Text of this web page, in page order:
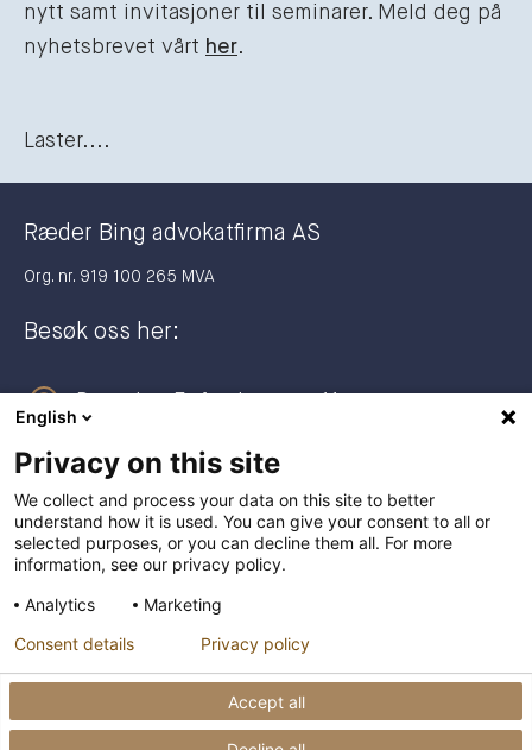
nytt samt invitasjoner til seminarer. Meld deg på
nyhetsbrevet vårt her.
Laster....
Ræder Bing advokatfirma AS
Org. nr. 919 100 265 MVA
Besøk oss her:
Postadresse:
Postboks 2944 Solli
0230 Oslo
+47 23 27 27 00
post@raederbing.no
English
Privacy on this site
We collect and process your data on this site to better
understand how it is used. You can give your consent to all or
selected purposes, or you can decline them all. For more
information, see our privacy policy.
Analytics
Marketing
Accept all
Consent details Privacy policy